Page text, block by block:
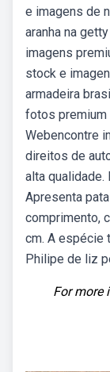
e imagens de
aranha na
imagens
stock e
armadeira
fotos premium
Webencontre
direitos de
alta qualidade.
Apresenta
comprimento,
cm. A espécie
Philipe de liz
For more